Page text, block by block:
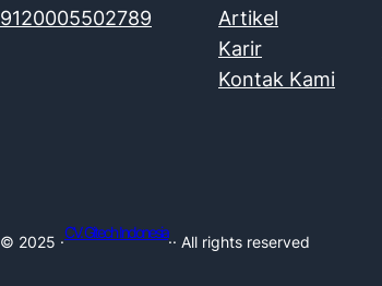
9120005502789
Artikel
Karir
Kontak Kami
© 2025 ·
CV. Gitech Indonesia
·· All rights reserved